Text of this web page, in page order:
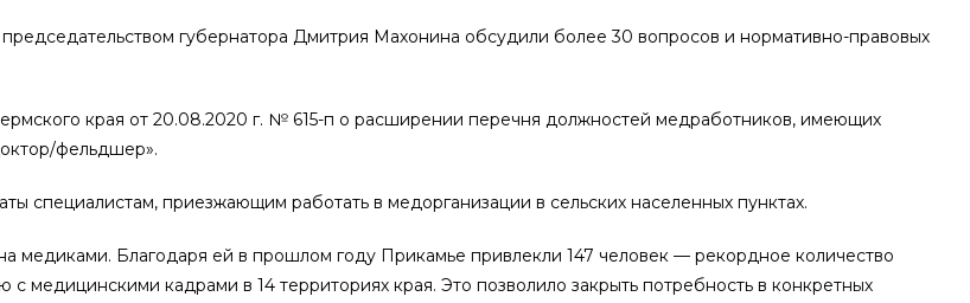
губернатора Дмитрия Махонина обсудили более 30 вопросов и нормативно-правовых
края от 20.08.2020 г. № 615-п о расширении перечня должностей медработников, имеющих
фельдшер».
специалистам, приезжающим работать в медорганизации в сельских населенных пунктах.
медиками. Благодаря ей в прошлом году Прикамье привлекли 147 человек — рекордное количество
медицинскими кадрами в 14 территориях края. Это позволило закрыть потребность в конкретных